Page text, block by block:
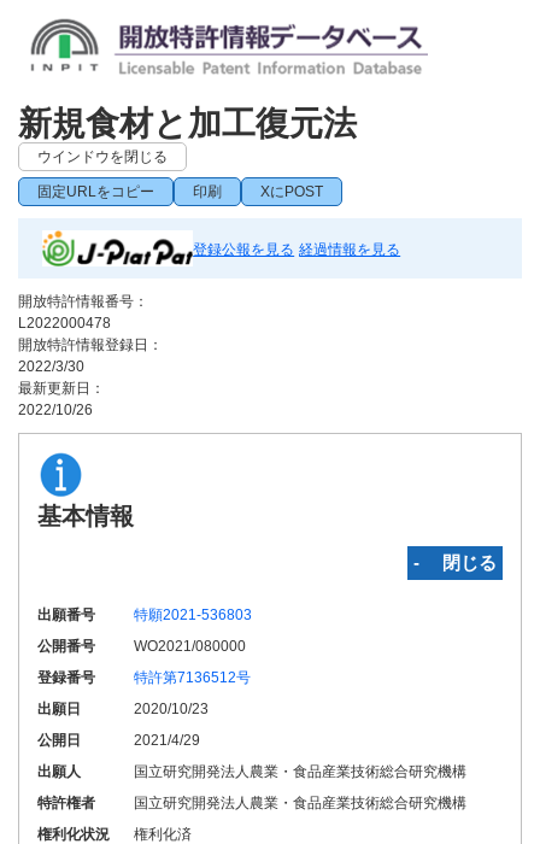
新規食材と加工復元法
ウインドウを閉じる
固定URLをコピー 印刷 XにPOST
登録公報を見る 経過情報を見る
開放特許情報番号：
L2022000478
開放特許情報登録日：
2022/3/30
最新更新日：
2022/10/26
基本情報
‐ 閉じる
出願番号
特願2021-536803
公開番号
WO2021/080000
登録番号
特許第7136512号
出願日
2020/10/23
公開日
2021/4/29
出願人
国立研究開発法人農業・食品産業技術総合研究機構
特許権者
国立研究開発法人農業・食品産業技術総合研究機構
権利化状況
権利化済